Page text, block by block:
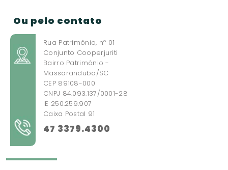
Ou pelo contato
Rua Patrimônio, nº 01
Conjunto Cooperjuriti
Bairro Patrimônio -
Massaranduba/SC
CEP 89108-000
CNPJ 84.093.137/0001-28
IE 250.259.907
Caixa Postal 91
47 3379.4300